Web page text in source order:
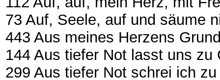
73 Auf, Seele, auf und säume
443 Aus meines Herzens
144 Aus tiefer Not lasst uns
299 Aus tiefer Not schrei ich